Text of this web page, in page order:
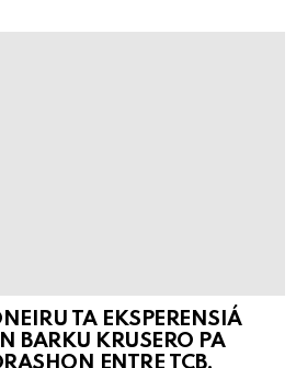
TA EKSPERENSIÁ
BARKU KRUSERO PA
ENTRE TCB,